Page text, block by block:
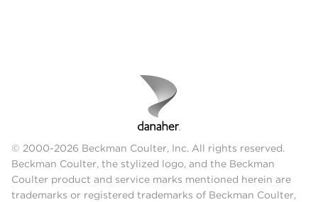
© 2000-2026 Beckman Coulter, Inc. All rights reserved.
Beckman Coulter, the stylized logo, and the Beckman
Coulter product and service marks mentioned herein are
trademarks or registered trademarks of Beckman Coulter,